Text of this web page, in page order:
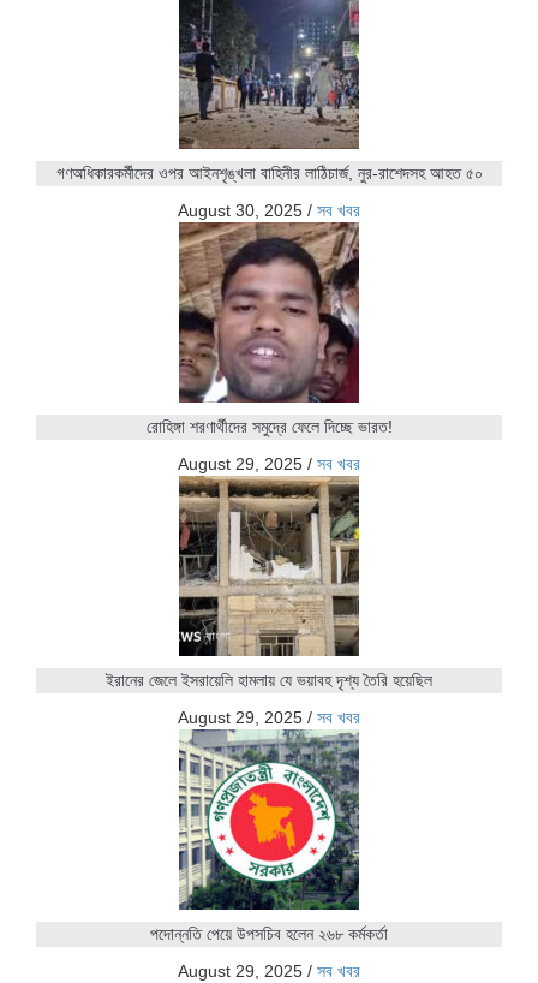
গণঅধিকারকর্মীদের ওপর আইনশৃঙ্খলা বাহিনীর লাঠিচার্জ, নুর-রাশেদসহ আহত ৫০
August 30, 2025 / সব খবর
রোহিঙ্গা শরণার্থীদের সমুদ্রে ফেলে দিচ্ছে ভারত!
August 29, 2025 / সব খবর
ইরানের জেলে ইসরায়েলি হামলায় যে ভয়াবহ দৃশ্য তৈরি হয়েছিল
August 29, 2025 / সব খবর
পদোন্নতি পেয়ে উপসচিব হলেন ২৬৮ কর্মকর্তা
August 29, 2025 / সব খবর